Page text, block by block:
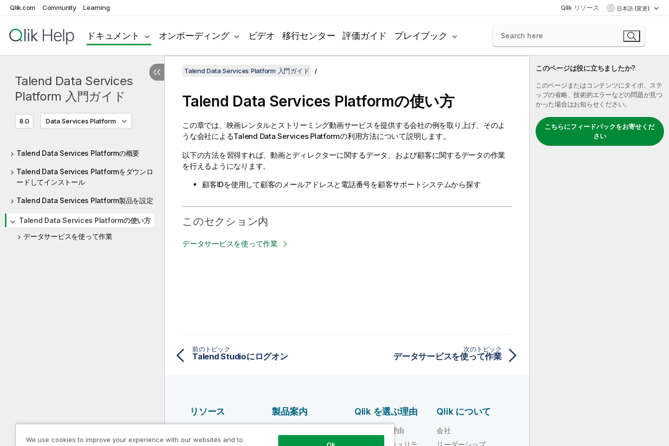
Qlik.com Community Learning Qlik リソース 日本語 (変更)
ドキュメント オンボーディング ビデオ 移行センター 評価ガイド プレイブック
Talend Data Services
Platform 入門ガイド
8.0 Data Services Platform
Talend Data Services Platformの概要
Talend Data Services Platformをダウンロ
ードしてインストール
Talend Data Services Platform製品を設定
Talend Data Services Platformの使い方
データサービスを使って作業
このページは役に立ちましたか?
このページまたはコンテンツにタイポ、ステ
ップの省略、技術的エラーなどの問題が見つ
かった場合はお知らせください。
こちらにフィードバックをお寄せくだ
さい
Talend Data Services Platform 入門ガイド
Talend Data Services Platformの使い方
この章では、映画レンタルとストリーミング動画サービスを提供する会社の例を取り上げ、そのよ
うな会社によるTalend Data Services Platformの利用方法について説明します。
以下の方法を習得すれば、動画とディレクターに関するデータ、および顧客に関するデータの作業
を行えるようになります。
顧客IDを使用して顧客のメールアドレスと電話番号を顧客サポートシステムから探す
このセクション内
データサービスを使って作業
前のトピック
Talend Studioにログオン
次のトピック
データサービスを使って作業
リソース
Qlik Developer
製品案内
品質
Qlik を選ぶ理由
Qlik を選ぶ理由
信頼性とセキュリテ
Qlik について
会社
リーダーシップ
We use cookies to improve your experience with our websites and to